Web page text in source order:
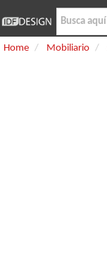
Home Mobiliario